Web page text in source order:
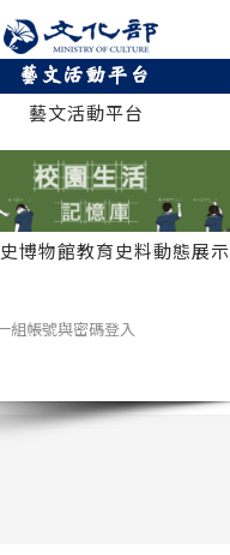
藝文活動平台
博物館教育史料動態展示
組帳號與密碼登入